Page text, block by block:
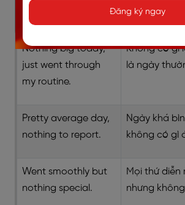
việc thường
Nothing big today,
just went through
my routine.
Không có gì
là ngày
Pretty average day,
nothing to report.
Ngày khá
không có gì
Went smoothly but
nothing special.
Mọi thứ diễn
nhưng
Đăng ký ngay